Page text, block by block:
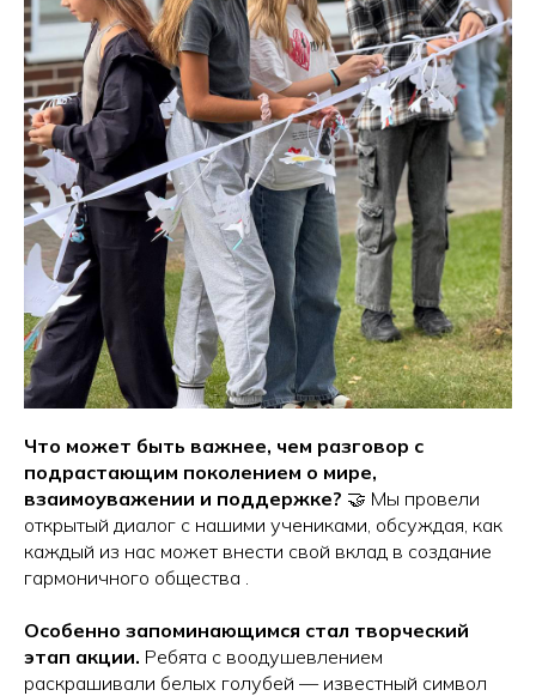
Что может быть важнее, чем разговор с
подрастающим поколением о мире,
взаимоуважении и поддержке? 🤝 Мы провели
открытый диалог с нашими учениками, обсуждая, как
каждый из нас может внести свой вклад в создание
гармоничного общества .
Особенно запоминающимся стал творческий
этап акции. Ребята с воодушевлением
раскрашивали белых голубей — известный символ